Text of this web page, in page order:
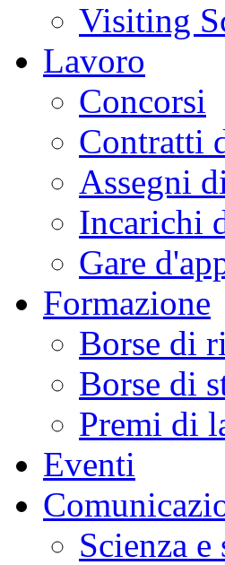
Visiting
Lavoro
Concorsi
Contratti
Assegni
Incarichi
Gare
Formazione
Borse di
Borse di
Premi di
Eventi
Scienza e